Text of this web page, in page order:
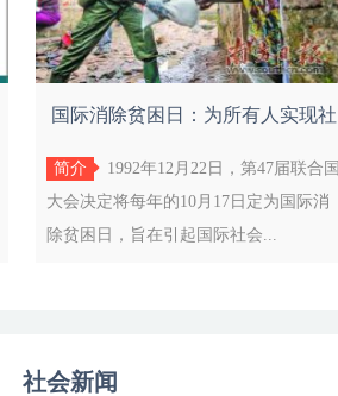
国际消除贫困日：为所有人实现社
会和环
简介
1992年12月22日，第47届联合国
大会决定将每年的10月17日定为国际消
除贫困日，旨在引起国际社会...
社会新闻